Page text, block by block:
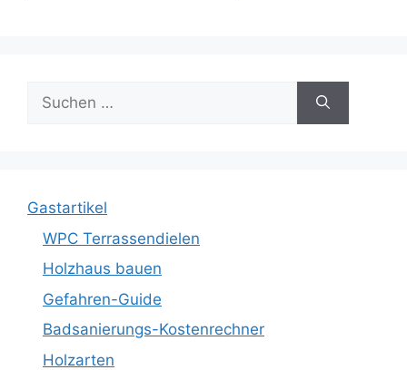
Suche
nach:
Gastartikel
WPC Terrassendielen
Holzhaus bauen
Gefahren-Guide
Badsanierungs-Kostenrechner
Holzarten